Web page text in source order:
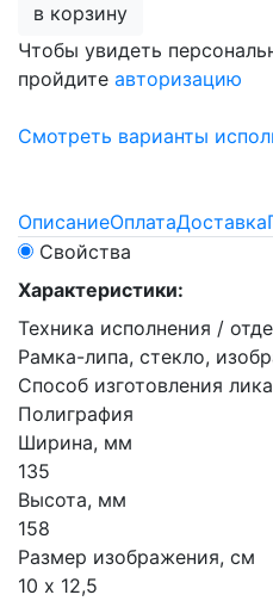
в корзину
Чтобы увидеть
пройдите авторизацию
Смотреть варианты
ОписаниеОплатаДоставка
Свойства
Характеристики:
Техника исполнения /
Рамка-липа, стекло,
Способ изготовления
Полиграфия
Ширина, мм
135
Высота, мм
158
Размер изображения, см
10 х 12,5